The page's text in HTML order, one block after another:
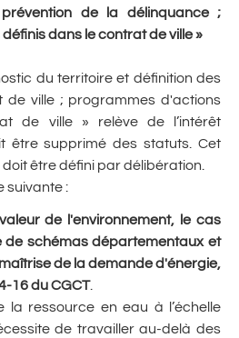
de la délinquance ;
dans le contrat de ville»
du territoire et définition des
de ville ; programmes d'actions
de ville » relève de l’intérêt
être supprimé des statuts. Cet
être défini par délibération.
suivante :
de l'environnement, le cas
schémas départementaux et
de la demande d'énergie,
16 du CGCT.
la ressource en eau à l’échelle
de travailler au-delà des